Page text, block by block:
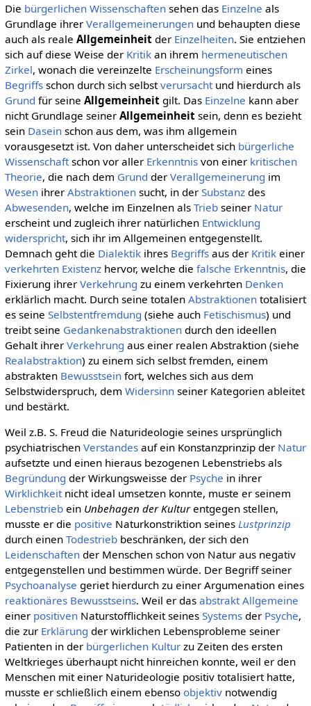
Die bürgerlichen Wissenschaftensehen das Einzelne als
Grundlage ihrer Verallgemeinerungenund behaupten diese
auch als reale Allgemeinheitder Einzelheiten. Sie entziehen
sich auf diese Weise der Kritikan ihrem hermeneutischen
Zirkel, wonach die vereinzelte Erscheinungsform eines
Begriffsschon durch sich selbstverursachtund hierdurch als
Grund für seine Allgemeinheitgilt. Das Einzelne kann aber
nicht Grundlage seiner Allgemeinheitsein, denn es bezieht
sein Daseinschon aus dem, was ihm allgemein
vorausgesetzt ist. Von daher unterscheidet sich bürgerliche
Wissenschaftschon vor aller Erkenntnisvon einer kritischen
Theorie, die nach dem Grund der Verallgemeinerung im
Wesenihrer Abstraktionensucht, in der Substanzdes
Abwesenden, welche im Einzelnen als Triebseiner Natur
erscheint und zugleich ihrer natürlichen Entwicklung
widerspricht, sich ihr im Allgemeinen entgegenstellt.
Demnach geht die Dialektikihres Begriffsaus der Kritikeiner
verkehrten Existenzhervor, welche die falsche Erkenntnis, die
Fixierung ihrer Verkehrung zu einem verkehrten Denken
erklärlich macht. Durch seine totalen Abstraktionentotalisiert
es seine Selbstentfremdung (siehe auch Fetischismus) und
treibt seine Gedankenabstraktionendurch den ideellen
Gehalt ihrer Verkehrung aus einer realen Abstraktion (siehe
Realabstraktion) zu einem sich selbst fremden, einem
abstrakten Bewusstseinfort, welches sich aus dem
Selbstwiderspruch, dem Widersinnseiner Kategorien ableitet
und bestärkt.
Weil z.B. S. Freud die Naturideologie seines ursprünglich
psychiatrischen Verstandesauf ein Konstanzprinzip der Natur
aufsetzte und einen hieraus bezogenen Lebenstriebs als
Begründung der Wirkungsweisse der Psyche in ihrer
Wirklichkeitnicht ideal umsetzen konnte, muste er seinem
Lebenstriebein Unbehagen der Kulturentgegen stellen,
musste er die positive Naturkonstriktion seines Lustprinzip
durch einen Todestriebbeschränken, der sich den
Leidenschaftender Menschen schon von Natur aus negativ
entgegenstellen und bestimmen würde. Der Begriff seiner
Psychoanalyse geriet hierdurch zu einer Argumenation eines
reaktionäres Bewusstseins. Weil er das abstrakt Allgemeine
einer positivenNaturstofflichkeit seines Systemsder Psyche,
die zur Erklärung der wirklichen Lebensprobleme seiner
Patienten in der bürgerlichen Kulturzu Zeiten des ersten
Weltkrieges überhaupt nicht hinreichen konnte, weil er den
Menschen mit einer Naturideologie positiv totalisiert hatte,
musste er schließlich einem ebenso objektivnotwendig